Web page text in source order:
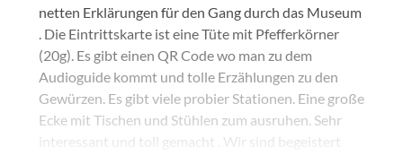
netten Erklärungen für den Gang durch das Museum
. Die Eintrittskarte ist eine Tüte mit Pfefferkörner
(20g). Es gibt einen QR Code wo man zu dem
Audioguide kommt und tolle Erzählungen zu den
Gewürzen. Es gibt viele probier Stationen. Eine große
Ecke mit Tischen und Stühlen zum ausruhen. Sehr
interessant und toll gemacht . Wir sind begeistert